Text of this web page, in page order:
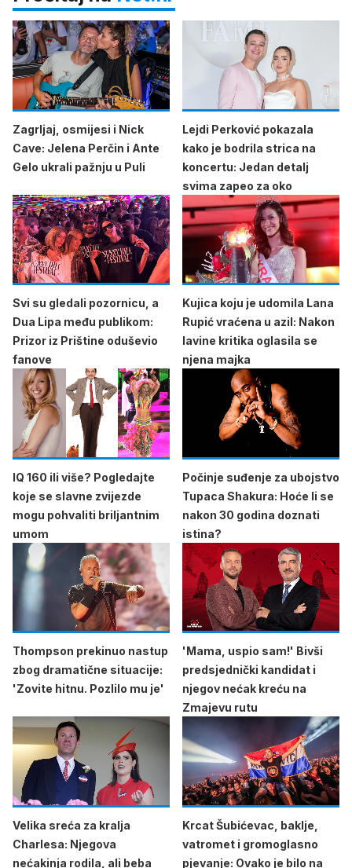
Zagrljaj, osmijesi i Nick
Cave: Jelena Perčin i Ante
Gelo ukrali pažnju u Puli
Lejdi Perković pokazala
kako je bodrila strica na
koncertu: Jedan detalj
svima zapeo za oko
Svi su gledali pozornicu, a
Dua Lipa među publikom:
Prizor iz Prištine oduševio
fanove
Kujica koju je udomila Lana
Rupić vraćena u azil: Nakon
lavine kritika oglasila se
njena majka
IQ 160 ili više? Pogledajte
koje se slavne zvijezde
mogu pohvaliti briljantnim
umom
Počinje suđenje za ubojstvo
Tupaca Shakura: Hoće li se
nakon 30 godina doznati
istina?
Thompson prekinuo nastup
zbog dramatične situacije:
'Zovite hitnu. Pozlilo mu je'
'Mama, uspio sam!' Bivši
predsjednički kandidat i
njegov nećak kreću na
Zmajevu rutu
Velika sreća za kralja
Charlesa: Njegova
nećakinja rodila, ali beba
Krcat Šubićevac, baklje,
vatromet i gromoglasno
pjevanje: Ovako je bilo na